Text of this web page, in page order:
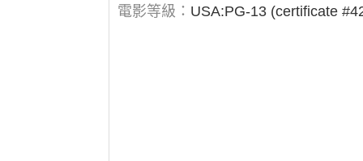
電影等級： USA:PG-13 (certificate